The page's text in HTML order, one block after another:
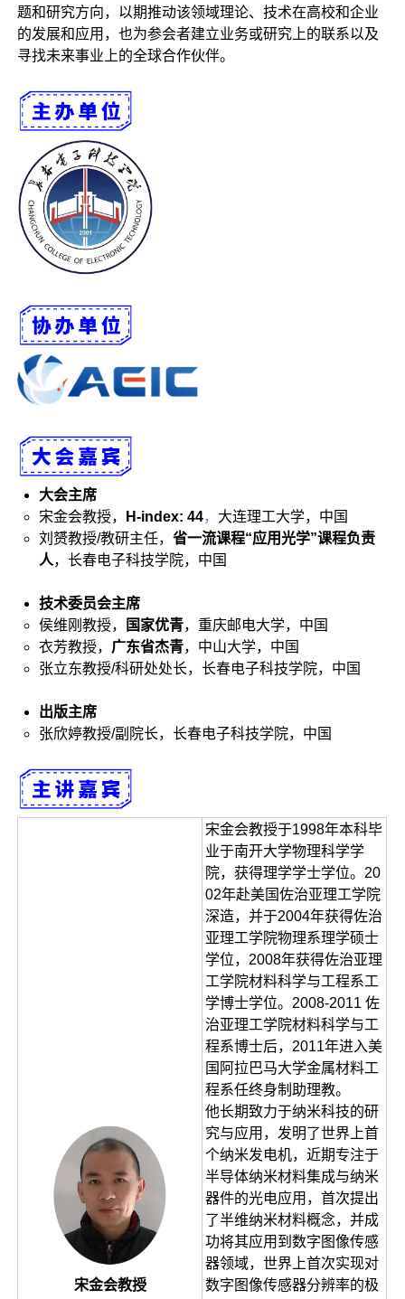
题和研究方向，以期推动该领域理论、技术在高校和企业
的发展和应用，也为参会者建立业务或研究上的联系以及
寻找未来事业上的全球合作伙伴。
大会主席
宋金会教授，
H-index: 44， 大连理工大学，中国
刘赟教授/教研主任， 省一流课程“应用光学”课程负责
人，长春电子科技学院，中国
技术委员会主席
侯维刚教授，
国家优青，重庆邮电大学，中国
衣芳教授， 广东省杰青，中山大学，中国
张立东教授/科研处处长，长春电子科技学院，中国
出版主席
张欣婷教授/副院长，长春电子科技学院，中国
宋金会教授
宋金会教授于1998年本科毕
业于南开大学物理科学学
院，获得理学学士学位。20
02年赴美国佐治亚理工学院
深造，并于2004年获得佐治
亚理工学院物理系理学硕士
学位，2008年获得佐治亚理
工学院材料科学与工程系工
学博士学位。2008-2011 佐
治亚理工学院材料科学与工
程系博士后，2011年进入美
国阿拉巴马大学金属材料工
程系任终身制助理教。
他长期致力于纳米科技的研
究与应用，发明了世界上首
个纳米发电机，近期专注于
半导体纳米材料集成与纳米
器件的光电应用，首次提出
了半维纳米材料概念，并成
功将其应用到数字图像传感
器领域，世界上首次实现对
数字图像传感器分辨率的极